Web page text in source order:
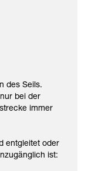
des Seils.
bei der
immer
entgleitet oder
ist: